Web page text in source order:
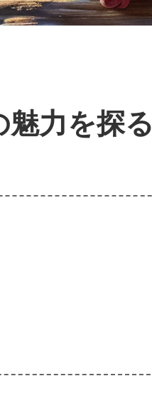
魅力を探る